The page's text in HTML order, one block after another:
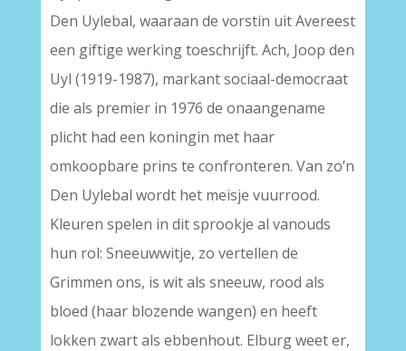
Den Uylebal, waaraan de vorstin uit Avereest
een giftige werking toeschrijft. Ach, Joop den
Uyl (1919-1987), markant sociaal-democraat
die als premier in 1976 de onaangename
plicht had een koningin met haar
omkoopbare prins te confronteren. Van zo’n
Den Uylebal wordt het meisje vuurrood.
Kleuren spelen in dit sprookje al vanouds
hun rol: Sneeuwwitje, zo vertellen de
Grimmen ons, is wit als sneeuw, rood als
bloed (haar blozende wangen) en heeft
lokken zwart als ebbenhout. Elburg weet er,